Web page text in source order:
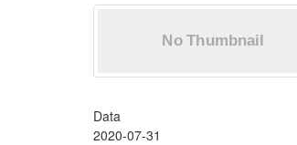
Data
2020-07-31